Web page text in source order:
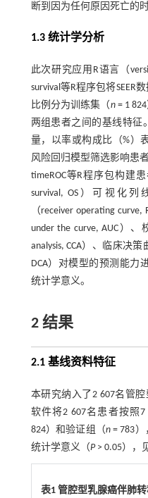
断到因为任何原因死亡的时
1.3 统计学分析
此次研究应用R语言（
survival等R程序包将
比例分为训练集（ n= 1
两组患者之间的基线特征
量，以率或构成比（%）
风险回归模型筛选影响患
timeROC等R程序包构建
survival, OS）可视化
（receiver operating
under the curve, AUC）
analysis, CCA）、临床决策
DCA）对模型的预测能力
统计学意义。
2 结果
2.1 基线资料特征
本研究纳入了2 607名管
软件将2 607名患者按照
824）和验证组（n = 783
统计学意义（P> 0.05），
表1 管腔型乳腺癌伴肺